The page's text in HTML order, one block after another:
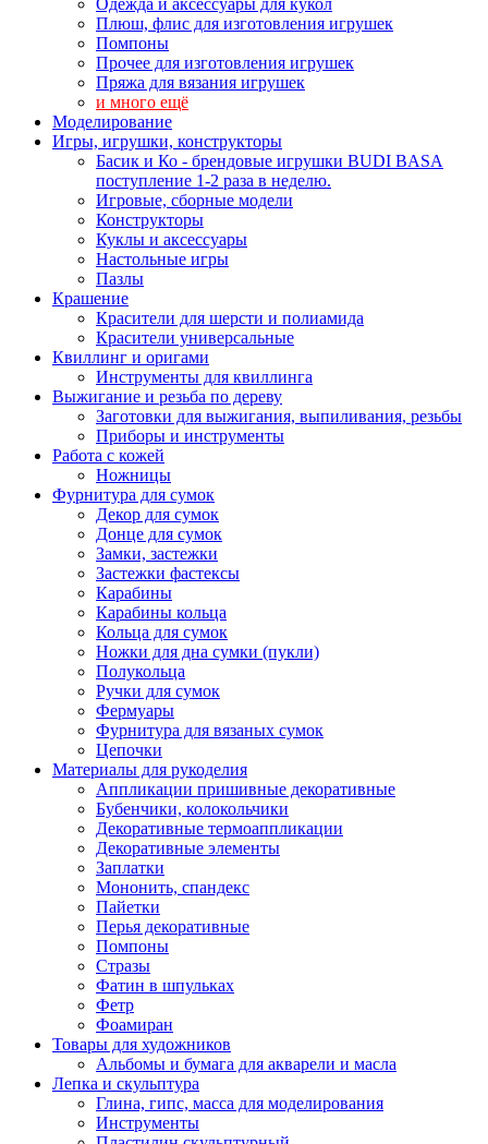
Одежда и аксессуары для кукол
Плюш, флис для изготовления игрушек
Помпоны
Прочее для изготовления игрушек
Пряжа для вязания игрушек
и много ещё
Моделирование
Игры, игрушки, конструкторы
Басик и Ко - брендовые игрушки BUDI BASA
поступление 1-2 раза в неделю.
Игровые, сборные модели
Конструкторы
Куклы и аксессуары
Настольные игры
Пазлы
Крашение
Красители для шерсти и полиамида
Красители универсальные
Квиллинг и оригами
Инструменты для квиллинга
Выжигание и резьба по дереву
Заготовки для выжигания, выпиливания, резьбы
Приборы и инструменты
Работа с кожей
Ножницы
Фурнитура для сумок
Декор для сумок
Донце для сумок
Замки, застежки
Застежки фастексы
Карабины
Карабины кольца
Кольца для сумок
Ножки для дна сумки (пукли)
Полукольца
Ручки для сумок
Фермуары
Фурнитура для вязаных сумок
Цепочки
Материалы для рукоделия
Аппликации пришивные декоративные
Бубенчики, колокольчики
Декоративные термоаппликации
Декоративные элементы
Заплатки
Мононить, спандекс
Пайетки
Перья декоративные
Помпоны
Стразы
Фатин в шпульках
Фетр
Фоамиран
Товары для художников
Альбомы и бумага для акварели и масла
Лепка и скульптура
Глина, гипс, масса для моделирования
Инструменты